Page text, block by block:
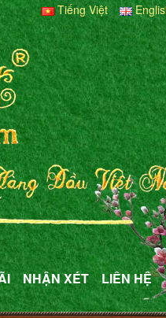
Tiếng Việt
NHẬN XÉT LIÊN HỆ